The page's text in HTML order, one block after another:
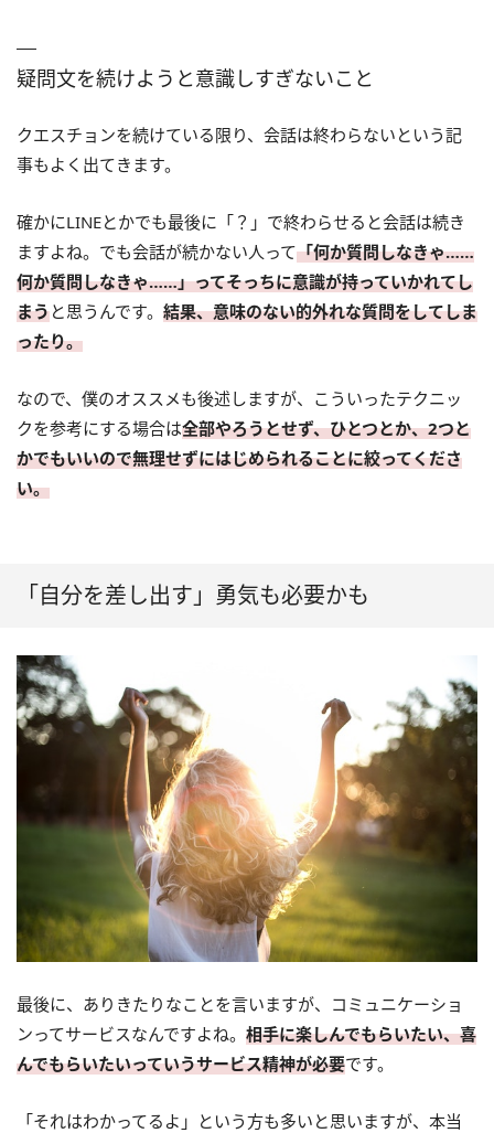
疑問文を続けようと意識しすぎないこと
クエスチョンを続けている限り、会話は終わらないという記
事もよく出てきます。
確かにLINEとかでも最後に「？」で終わらせると会話は続き
ますよね。でも会話が続かない人って「何か質問しなきゃ……
何か質問しなきゃ……」ってそっちに意識が持っていかれてし
まうと思うんです。 結果、意味のない的外れな質問をしてしま
ったり。
なので、僕のオススメも後述しますが、こういったテクニッ
クを参考にする場合は全部やろうとせず、ひとつとか、2つと
かでもいいので無理せずにはじめられることに絞ってくださ
い。
「自分を差し出す」勇気も必要かも
最後に、ありきたりなことを言いますが、コミュニケーショ
ンってサービスなんですよね。 相手に楽しんでもらいたい、喜
んでもらいたいっていうサービス精神が必要です。
「それはわかってるよ」という方も多いと思いますが、本当